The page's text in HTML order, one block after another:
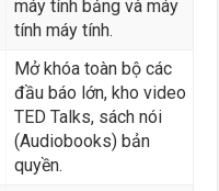
máy tính bảng và máy
tính máy tính.
Mở khóa toàn bộ các
đầu báo lớn, kho video
TED Talks, sách nói
(Audiobooks) bản
quyền.